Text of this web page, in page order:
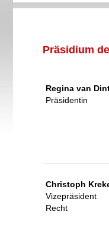
Präsidium
Regina van
Präsidentin
Christoph
Vizepräsident
Recht